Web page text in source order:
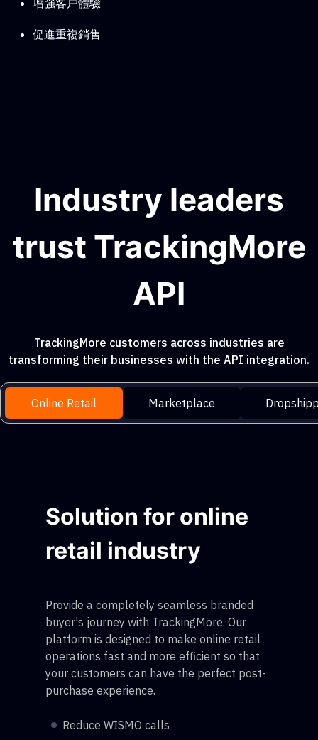
增強客戶體驗
促進重複銷售
Industry leaders
trust TrackingMore
API
TrackingMore customers across industries are
transforming their businesses with the API integration.
Online Retail Marketplace
Solution for online
retail industry
Provide a completely seamless branded
buyer's journey with TrackingMore. Our
platform is designed to make online retail
operations fast and more efficient so that
your customers can have the perfect post-
purchase experience.
Reduce WISMO calls